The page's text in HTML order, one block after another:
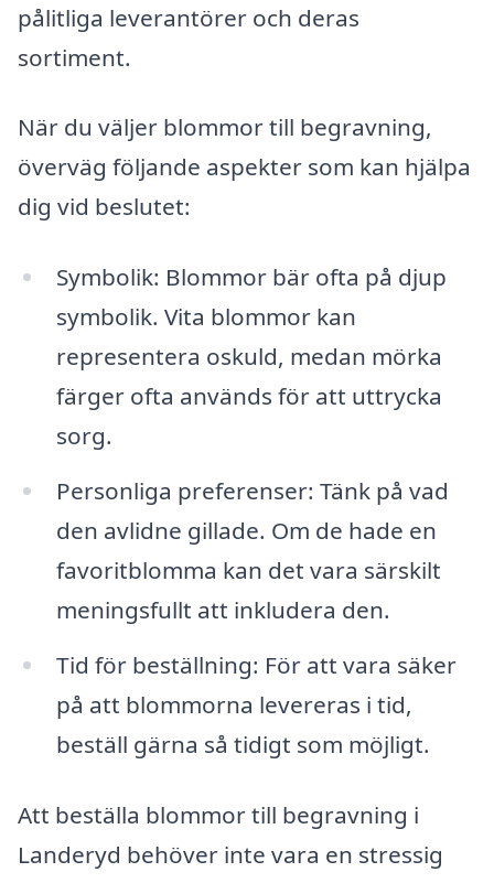
pålitliga leverantörer och deras
sortiment.
När du väljer blommor till begravning,
överväg följande aspekter som kan hjälpa
dig vid beslutet:
Symbolik: Blommor bär ofta på djup
symbolik. Vita blommor kan
representera oskuld, medan mörka
färger ofta används för att uttrycka
sorg.
Personliga preferenser: Tänk på vad
den avlidne gillade. Om de hade en
favoritblomma kan det vara särskilt
meningsfullt att inkludera den.
Tid för beställning: För att vara säker
på att blommorna levereras i tid,
beställ gärna så tidigt som möjligt.
Att beställa blommor till begravning i
Landeryd behöver inte vara en stressig